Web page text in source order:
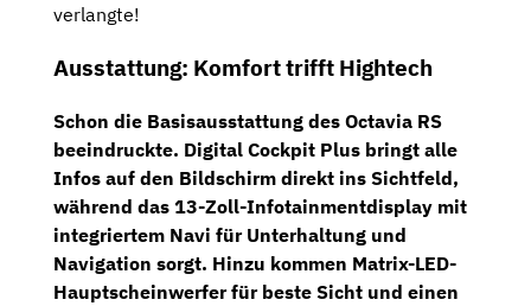
verlangte!
Ausstattung: Komfort trifft Hightech
Schon die Basisausstattung des Octavia RS
beeindruckte. Digital Cockpit Plus bringt alle
Infos auf den Bildschirm direkt ins Sichtfeld,
während das 13-Zoll-Infotainmentdisplay mit
integriertem Navi für Unterhaltung und
Navigation sorgt. Hinzu kommen Matrix-LED-
Hauptscheinwerferfür beste Sicht und einen